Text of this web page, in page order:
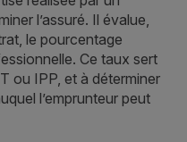
l’assuré. Il évalue,
le pourcentage
Ce taux sert
ou IPP, et à déterminer
l’emprunteur peut